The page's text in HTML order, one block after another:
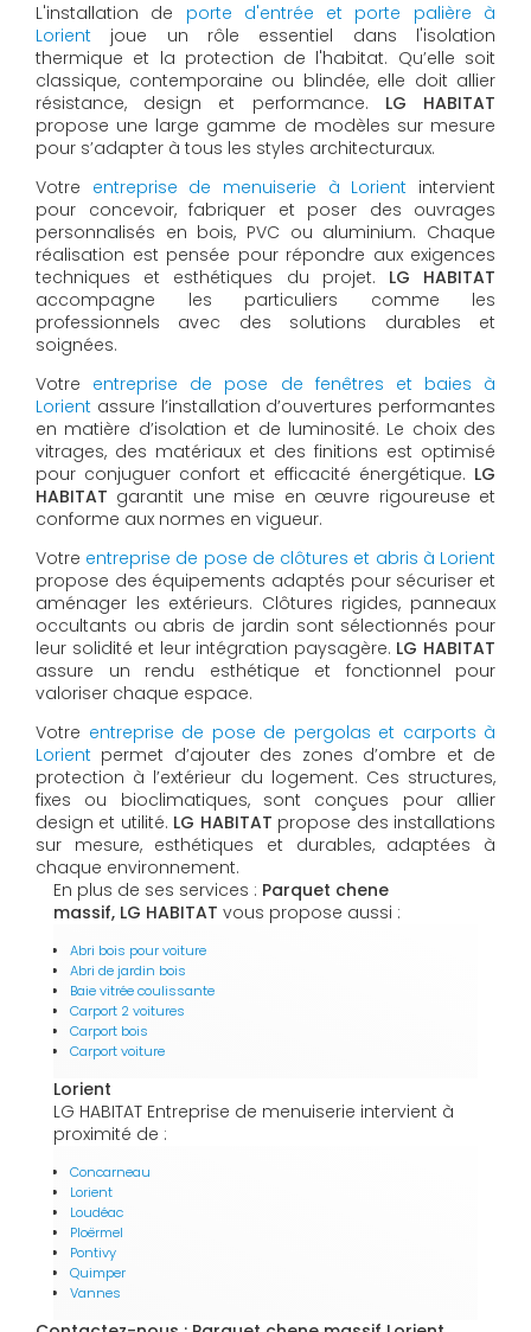
L'installation de porte d'entrée et porte palière à
Lorient joue un rôle essentiel dans l'isolation
thermique et la protection de l'habitat. Qu’elle soit
classique, contemporaine ou blindée, elle doit allier
résistance, design et performance. LG HABITAT
propose une large gamme de modèles sur mesure
pour s’adapter à tous les styles architecturaux.
Votre entreprise de menuiserie à Lorient intervient
pour concevoir, fabriquer et poser des ouvrages
personnalisés en bois, PVC ou aluminium. Chaque
réalisation est pensée pour répondre aux exigences
techniques et esthétiques du projet. LG HABITAT
accompagne les particuliers comme les
professionnels avec des solutions durables et
soignées.
Votre entreprise de pose de fenêtres et baies à
Lorient assure l’installation d’ouvertures performantes
en matière d’isolation et de luminosité. Le choix des
vitrages, des matériaux et des finitions est optimisé
pour conjuguer confort et efficacité énergétique. LG
HABITAT garantit une mise en œuvre rigoureuse et
conforme aux normes en vigueur.
Votre entreprise de pose de clôtures et abris à Lorient
propose des équipements adaptés pour sécuriser et
aménager les extérieurs. Clôtures rigides, panneaux
occultants ou abris de jardin sont sélectionnés pour
leur solidité et leur intégration paysagère. LG HABITAT
assure un rendu esthétique et fonctionnel pour
valoriser chaque espace.
Votre entreprise de pose de pergolas et carports à
Lorient permet d’ajouter des zones d’ombre et de
protection à l’extérieur du logement. Ces structures,
fixes ou bioclimatiques, sont conçues pour allier
design et utilité. LG HABITAT propose des installations
sur mesure, esthétiques et durables, adaptées à
chaque environnement.
En plus de ses services : Parquet chene
massif, LG HABITAT vous propose aussi :
Abri bois pour voiture
Abri de jardin bois
Baie vitrée coulissante
Carport 2 voitures
Carport bois
Carport voiture
Lorient
LG HABITAT Entreprise de menuiserie intervient à
proximité de :
Concarneau
Lorient
Loudéac
Ploërmel
Pontivy
Quimper
Vannes